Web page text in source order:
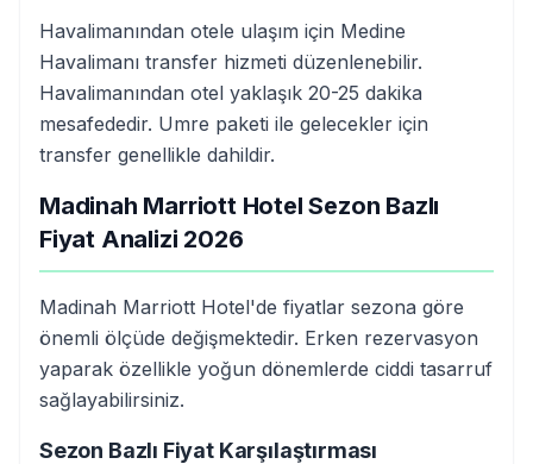
Havalimanından otele ulaşım için Medine
Havalimanı transfer hizmeti düzenlenebilir.
Havalimanından otel yaklaşık 20-25 dakika
mesafededir. Umre paketi ile gelecekler için
transfer genellikle dahildir.
Madinah Marriott Hotel Sezon Bazlı
Fiyat Analizi 2026
Madinah Marriott Hotel'de fiyatlar sezona göre
önemli ölçüde değişmektedir. Erken rezervasyon
yaparak özellikle yoğun dönemlerde ciddi tasarruf
sağlayabilirsiniz.
Sezon Bazlı Fiyat Karşılaştırması